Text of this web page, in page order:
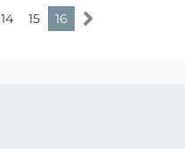
14 15 16